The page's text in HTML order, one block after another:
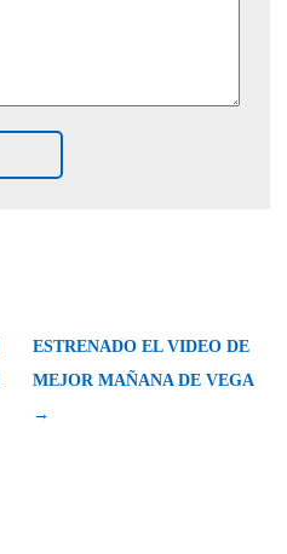
ESTRENADO EL VIDEO DE
MEJOR MAÑANA DE VEGA
→